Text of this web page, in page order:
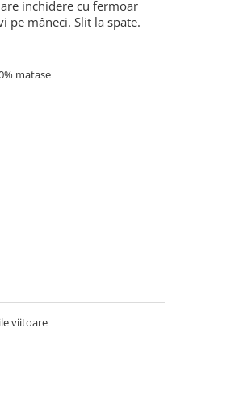
inchidere cu fermoar
pe mâneci. Slit la spate.
matase
viitoare